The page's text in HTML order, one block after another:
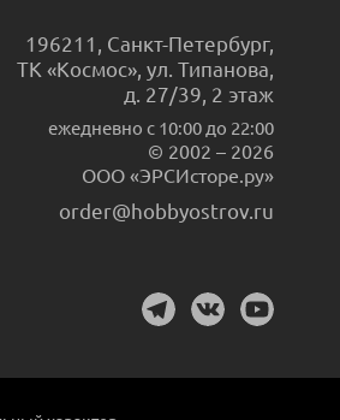
196211 Санкт-Петербург,
ТК «Космос», ул. Типанова,
д. 27/39, 2 этаж
ежедневно c 10:00 до 22:00
© 2002 – 2026
ООО «ЭРСИсторе.ру»
order@hobbyostrov.ru